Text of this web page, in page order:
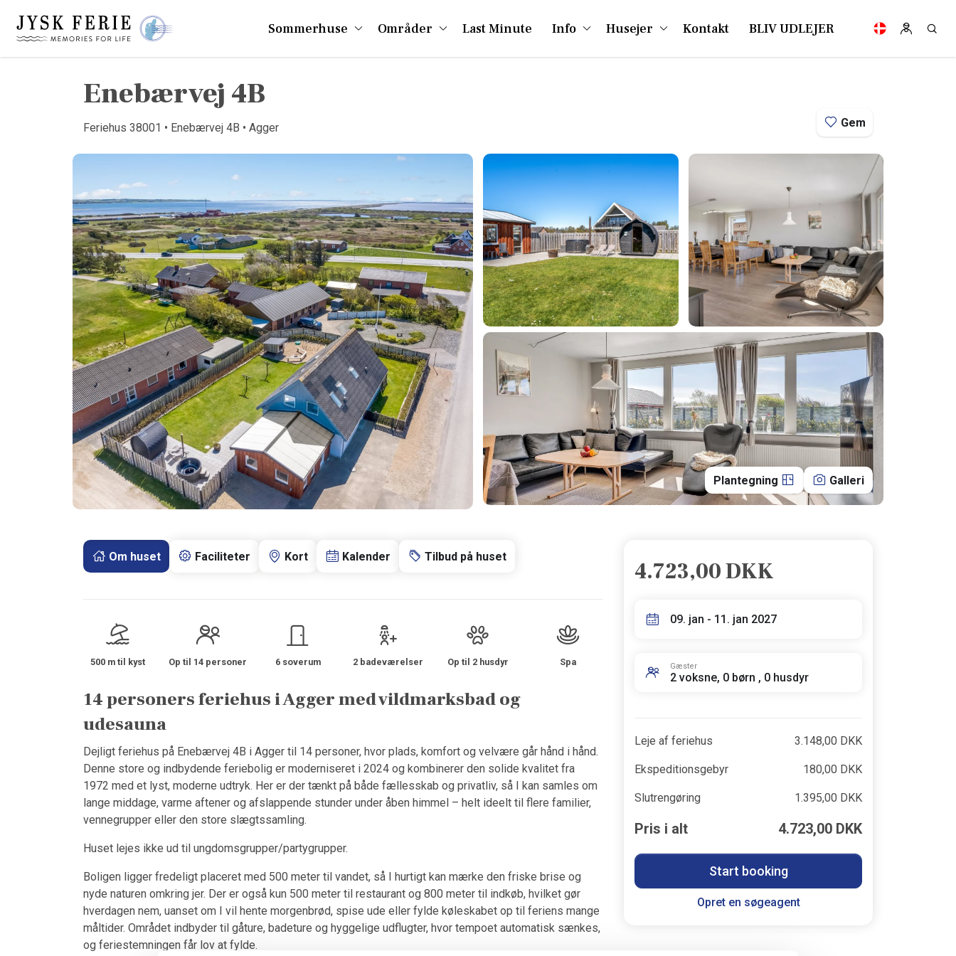
Sommerhuse Områder Last Minute Info Husejer Kontakt BLIV UDLEJER
Enebærvej 4B
Feriehus 38001 • Enebærvej 4B • Agger Gem
Plantegning Galleri
Om huset Faciliteter Kort Kalender Tilbud på huset
500 m til kyst Op til 14 personer 6 soverum 2 badeværelser Op til 2 husdyr Spa
14 personers feriehus i Agger med vildmarksbad og
udesauna
Dejligt feriehus på Enebærvej 4B i Agger til 14 personer, hvor plads, komfort og velvære går hånd i hånd.
Denne store og indbydende feriebolig er moderniseret i 2024 og kombinerer den solide kvalitet fra
1972 med et lyst, moderne udtryk. Her er der tænkt på både fællesskab og privatliv, så I kan samles om
lange middage, varme aftener og afslappende stunder under åben himmel – helt ideelt til flere familier,
vennegrupper eller den store slægtssamling.
Huset lejes ikke ud til ungdomsgrupper/partygrupper.
Boligen ligger fredeligt placeret med 500 meter til vandet, så I hurtigt kan mærke den friske brise og
nyde naturen omkring jer. Der er også kun 500 meter til restaurant og 800 meter til indkøb, hvilket gør
hverdagen nem, uanset om I vil hente morgenbrød, spise ude eller fylde køleskabet op til feriens mange
måltider. Området indbyder til gåture, badeture og hyggelige udflugter, hvor tempoet automatisk sænkes,
og feriestemningen får lov at fylde.
4.723,00 DKK
09. jan - 11. jan 2027
Gæster
2 voksne, 0 børn , 0 husdyr
Leje af feriehus 3.148,00 DKK
Ekspeditionsgebyr 180,00 DKK
Slutrengøring 1.395,00 DKK
Pris i alt 4.723,00 DKK
Start booking
Opret en søgeagent